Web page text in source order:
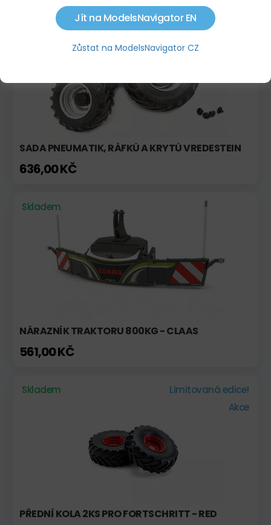
Skladem Novinka!
SADA PNEUMATIK, RÁFKŮ A KRYTŮ VREDESTEIN
636,00 KČ
Skladem
NÁRAZNÍK TRAKTORU 800KG - CLAAS
561,00 KČ
Skladem
Limitovaná edice!
Akce
PŘEDNÍ KOLA 2KS PRO FORTSCHRITT - RED
Jít na ModelsNavigator EN
Zůstat na ModelsNavigator CZ